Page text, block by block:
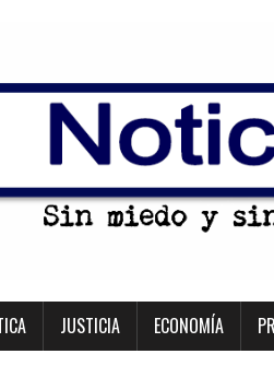
JUSTICIA ECONOMÍA